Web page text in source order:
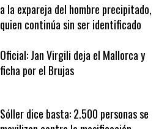
La Policía Nacional trata de localizar
a la expareja del hombre precipitado,
quien continúa sin ser identificado
Oficial: Jan Virgili deja el Mallorca y